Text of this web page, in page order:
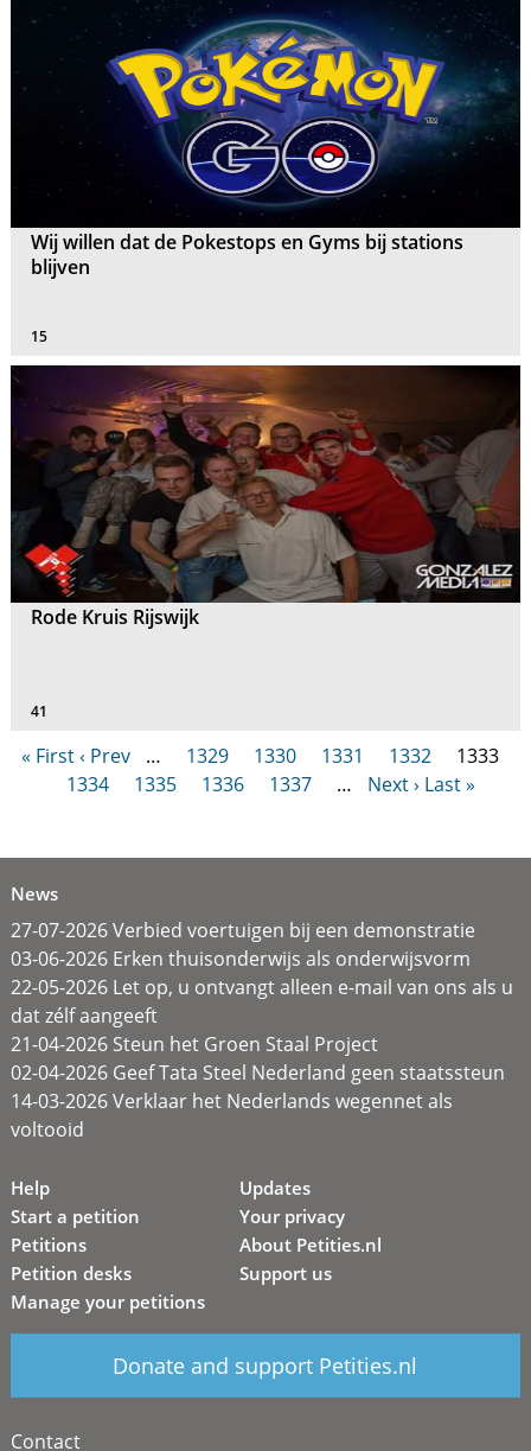
Wij willen dat de Pokestops en Gyms bij stations
blijven
15
Rode Kruis Rijswijk
41
« First‹ Prev … 1329 1330 1331 1332
1333
1334
1335 1336 1337 … Next › Last »
News
27-07-2026 Verbied voertuigen bij een demonstratie
03-06-2026 Erken thuisonderwijs als onderwijsvorm
22-05-2026 Let op, u ontvangt alleen e-mail van ons als u
dat zélf aangeeft
21-04-2026 Steun het Groen Staal Project
02-04-2026 Geef Tata Steel Nederland geen staatssteun
14-03-2026 Verklaar het Nederlands wegennet als
voltooid
Help
Start a petition
Petitions
Petition desks
Manage your petitions
Updates
Your privacy
About Petities.nl
Support us
Donate and support Petities.nl
Contact